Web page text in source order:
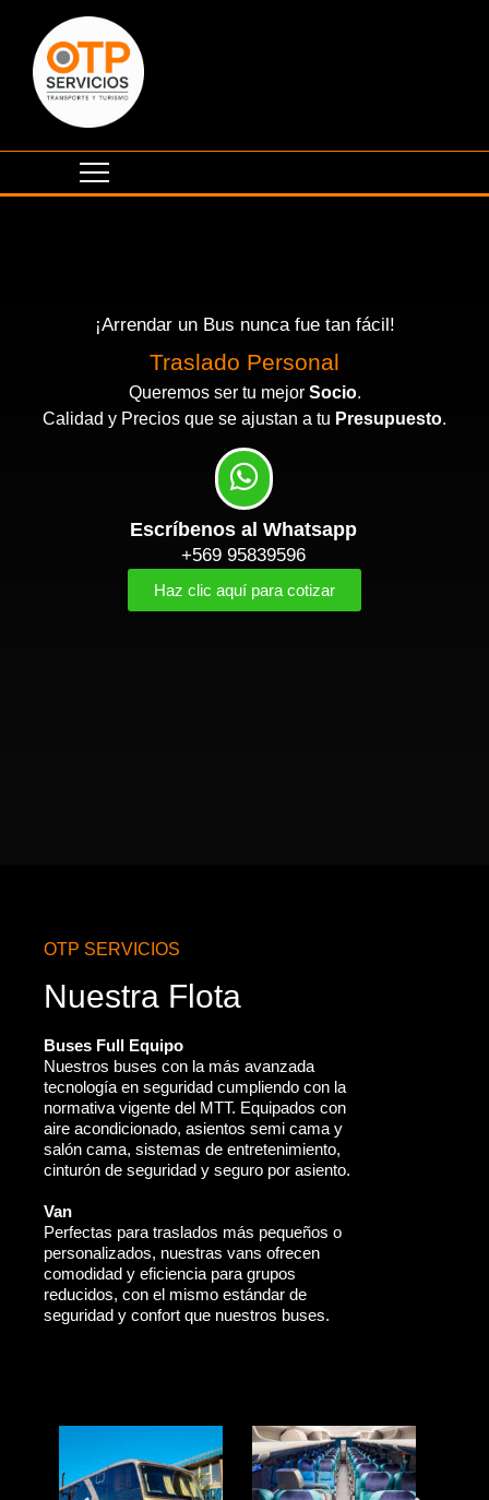
¡Arrendar un Bus nunca fue tan fácil!
Traslado Personal
Eventos Corporativos
Queremos ser tu mejor Socio.
Calidad y Precios que se ajustan a tu Presupuesto.
Escríbenos al Whatsapp
+569 95839596
Haz clic aquí para cotizar
OTP SERVICIOS
Nuestra Flota
Buses Full Equipo
Nuestros buses con la más avanzada
tecnología en seguridad cumpliendo con la
normativa vigente del MTT. Equipados con
aire acondicionado, asientos semi cama y
salón cama, sistemas de entretenimiento,
cinturón de seguridad y seguro por asiento.
Van
Perfectas para traslados más pequeños o
personalizados, nuestras vans ofrecen
comodidad y eficiencia para grupos
reducidos, con el mismo estándar de
seguridad y confort que nuestros buses.